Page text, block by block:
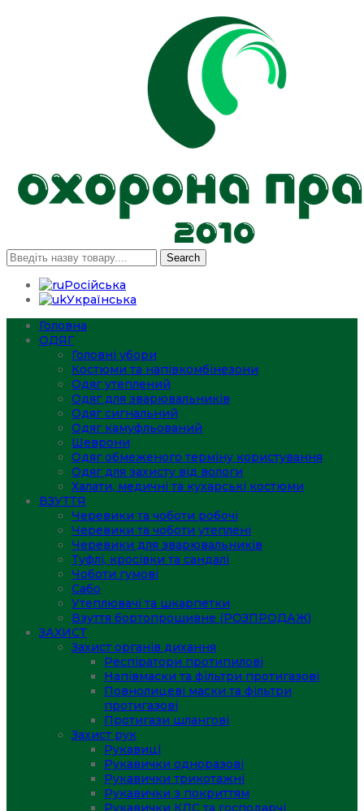
Search
Російська
Українська
Головна
ОДЯГ
Головні убори
Костюми та напівкомбінезони
Одяг утеплений
Одяг для зварювальників
Одяг сигнальний
Одяг камуфльований
Шеврони
Одяг обмеженого терміну користування
Одяг для захисту від вологи
Халати, медичні та кухарські костюми
ВЗУТТЯ
Черевики та чоботи робочі
Черевики та чоботи утеплені
Черевики для зварювальників
Туфлі, кросівки та сандалі
Чоботи гумові
Сабо
Утеплювачі та шкарпетки
Взуття бортопрошивне (РОЗПРОДАЖ)
ЗАХИСТ
Захист органів дихання
Респіратори протипилові
Напівмаски та фільтри протигазові
Повнолицеві маски та фільтри
протигазові
Протигази шлангові
Захист рук
Рукавиці
Рукавички одноразові
Рукавички трикотажні
Рукавички з покриттям
Рукавички КЛС та господарчі